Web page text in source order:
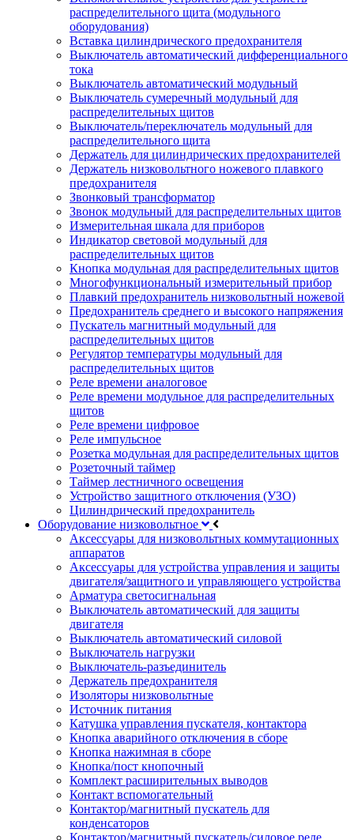
распределительного щита (модульного
оборудования)
Вставка цилиндрического предохранителя
Выключатель автоматический дифференциального
тока
Выключатель автоматический модульный
Выключатель сумеречный модульный для
распределительных щитов
Выключатель/переключатель модульный для
распределительного щита
Держатель для цилиндрических предохранителей
Держатель низковольтного ножевого плавкого
предохранителя
Звонковый трансформатор
Звонок модульный для распределительных щитов
Измерительная шкала для приборов
Индикатор световой модульный для
распределительных щитов
Кнопка модульная для распределительных щитов
Многофункциональный измерительный прибор
Плавкий предохранитель низковольтный ножевой
Предохранитель среднего и высокого напряжения
Пускатель магнитный модульный для
распределительных щитов
Регулятор температуры модульный для
распределительных щитов
Реле времени аналоговое
Реле времени модульное для распределительных
щитов
Реле времени цифровое
Реле импульсное
Розетка модульная для распределительных щитов
Розеточный таймер
Таймер лестничного освещения
Устройство защитного отключения (УЗО)
Цилиндрический предохранитель
Оборудование низковольтное
Аксессуары для низковольтных коммутационных
аппаратов
Аксессуары для устройства управления и защиты
двигателя/защитного и управляющего устройства
Арматура светосигнальная
Выключатель автоматический для защиты
двигателя
Выключатель автоматический силовой
Выключатель нагрузки
Выключатель-разъединитель
Держатель предохранителя
Изоляторы низковольтные
Источник питания
Катушка управления пускателя, контактора
Кнопка аварийного отключения в сборе
Кнопка нажимная в сборе
Кнопка/пост кнопочный
Комплект расширительных выводов
Контакт вспомогательный
Контактор/магнитный пускатель для
конденсаторов
Контактор/магнитный пускатель/силовое реле